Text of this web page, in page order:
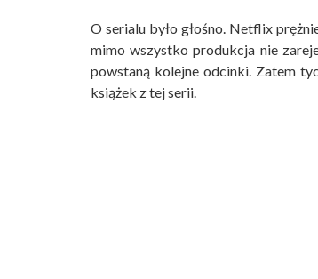
O serialu było głośno. Netflix
mimo wszystko produkcja nie
powstaną kolejne odcinki. Zatem
książek z tej serii.